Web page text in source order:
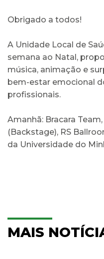
Obrigado a todos!
A Unidade Local de
semana ao Natal,
música, animação e
bem-estar emocional
profissionais.
Amanhã: Bracara
(Backstage), RS
da Universidade do
MAIS